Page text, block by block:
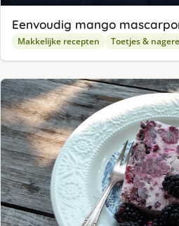
Eenvoudig mango
Makkelijke recepten Toetjes &